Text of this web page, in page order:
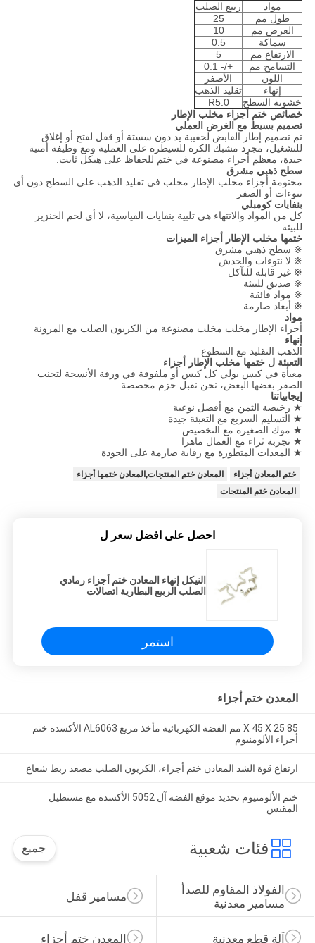
مواد
ربيع الصلب
طول مم
25
العرض مم
10
سماكة
0.5
الارتفاع مم
5
التسامح مم
+/- 0.1
اللون
الأصفر
إنهاء
تقليد الذهب
خشونة السطح
R5.0
خصائص ختم أجزاء مخلب الإطار
تصميم بسيط مع الغرض العملي
تم تصميم إطار القابض لحقيبة يد دون سستة أو قفل لفتح أو إغلاق
للتشغيل، مجرد مشبك الكرة للسيطرة على العملية ومع وظيفة أمنية
جيدة، معظم أجزاء مصنوعة في ختم للحفاظ على هيكل ثابت.
سطح ذهبي مشرق
مختومة أجزاء مخلب الإطار مخلب في تقليد الذهب على السطح دون أي
نتوءات أو الصفر
بنفايات كومبلي
كل من المواد والانتهاء هي تلبية بنفايات القياسية، لا أي لحم الخنزير
للبيئة.
ختمها مخلب الإطار أجزاء الميزات
※ سطح ذهبي مشرق
※ لا نتوءات والخدش
※ غير قابلة للتآكل
※ صديق للبيئة
※ مواد فائقة
※ أبعاد صارمة
مواد
أجزاء الإطار مخلب مخلب مصنوعة من الكربون الصلب مع المرونة
إنهاء
الذهب التقليد مع السطوع
التعبئة ل ختمها مخلب الإطار أجزاء
معبأة في كيس بولي كل كيس أو ملفوفة في ورقة الأنسجة لتجنب
الصفر بعضها البعض، نحن نقبل حزم مخصصة
إيجابياتنا
★ رخيصة الثمن مع أفضل نوعية
★ التسليم السريع مع التعبئة جيدة
★ موك الصغيرة مع التخصيص
★ تجربة ثراء مع العمال ماهرا
★ المعدات المتطورة مع رقابة صارمة على الجودة
ختم المعادن أجزاء
المعادن ختم المنتجات,المعادن ختمها أجزاء
المعادن ختم المنتجات
احصل على افضل سعر ل
النيكل إنهاء المعادن ختم أجزاء رمادي
الصلب الربيع البطارية اتصالات
استمر
المعدن ختم أجزاء
85 X 45 X 25 مم الفضة الكهربائية مأخذ مربع AL6063 الأكسدة ختم
أجزاء الألومنيوم
ارتفاع قوة الشد المعادن ختم أجزاء، الكربون الصلب مصعد ربط شعاع
ختم الألومنيوم تحديد موقع الفضة آل 5052 الأكسدة مع مستطيل
المقبس
فئات شعبية جميع
مسامير قفل
الفولاذ المقاوم للصدأ
مسامير معدنية
المعدن ختم أجزاء آلة قطع معدنية